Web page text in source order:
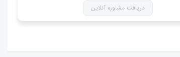
دریافت مشاوره آنلاین